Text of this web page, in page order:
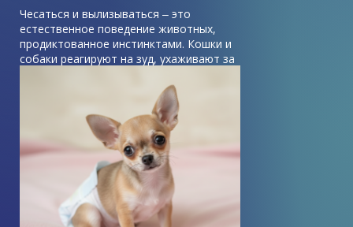
Чесаться и вылизываться ‒ это
естественное поведение животных,
продиктованное инстинктами. Кошки и
собаки реагируют на зуд, ухаживают за
мелкие повреждения с помощью своей
слюны, которая обладает
бактерицидными и ранозаживляющими